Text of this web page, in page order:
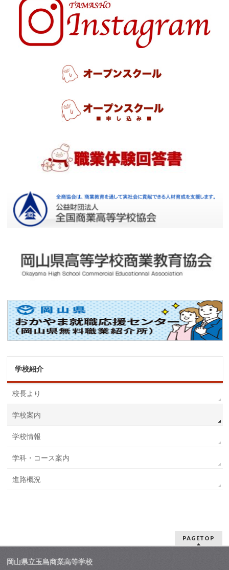
学校紹介
校長より
学校案内
学校情報
学科・コース案内
進路概況
PAGETOP
岡山県立玉島商業高等学校